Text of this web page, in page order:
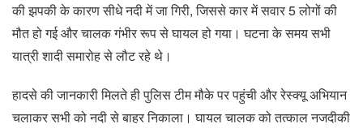
की झपकी के कारण सीधे नदी में जा गिरी, जिससे कार में सवार 5 लोगों की
मौत हो गई और चालक गंभीर रूप से घायल हो गया। घटना के समय सभी
यात्री शादी समारोह से लौट रहे थे।
हादसे की जानकारी मिलते ही पुलिस टीम मौके पर पहुंची और रेस्क्यू अभियान
चलाकर सभी को नदी से बाहर निकाला। घायल चालक को तत्काल नजदीकी